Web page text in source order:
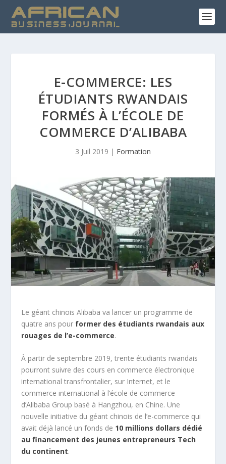
E-COMMERCE: LES
ÉTUDIANTS RWANDAIS
FORMÉS À L’ÉCOLE DE
COMMERCE D’ALIBABA
3 Juil 2019 | Formation
Le géant chinois Alibaba va lancer un programme de
quatre ans pour former des étudiants rwandais aux
rouages de l’e-commerce.
À partir de septembre 2019, trente étudiants rwandais
pourront suivre des cours en commerce électronique
international transfrontalier, sur Internet, et le
commerce international à l’école de commerce
d’Alibaba Group basé à Hangzhou, en Chine. Une
nouvelle initiative du géant chinois de l’e-commerce qui
avait déjà lancé un fonds de 10 millions dollars dédié
au financement des jeunes entrepreneurs Tech
du continent.